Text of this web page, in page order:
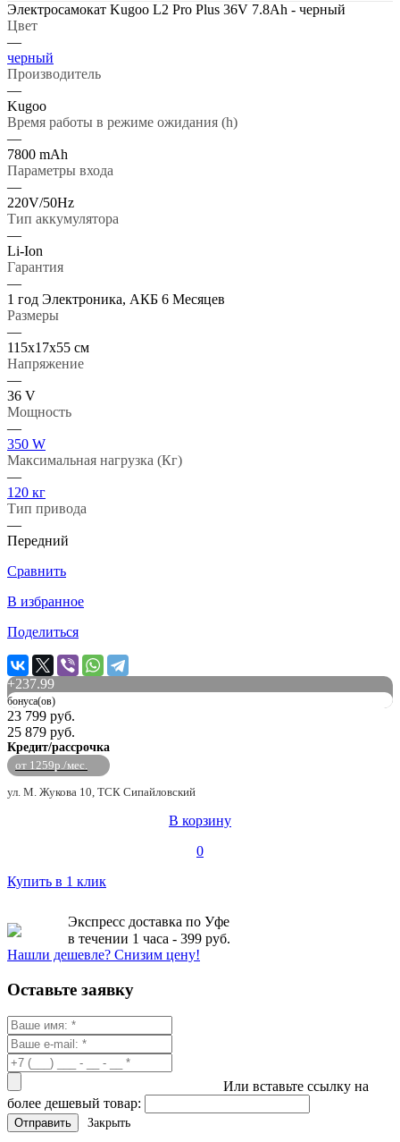
Электросамокат Kugoo L2 Pro Plus 36V 7.8Ah - черный
Цвет
—
черный
Производитель
—
Kugoo
Время работы в режиме ожидания (h)
—
7800 mAh
Параметры входа
—
220V/50Hz
Тип аккумулятора
—
Li-Ion
Гарантия
—
1 год Электроника, АКБ 6 Месяцев
Размеры
—
115x17x55 см
Напряжение
—
36 V
Мощность
—
350 W
Максимальная нагрузка (Кг)
—
120 кг
Тип привода
—
Передний
Сравнить
В избранное
Поделиться
+237.99
бонуса(ов)
23 799 руб.
25 879 руб.
Кредит/рассрочка
от 1259р./мес.
ул. М. Жукова 10, ТСК Сипайловский
В корзину
0
Купить в 1 клик
Экспресс доставка по Уфе
в течении 1 часа - 399 руб.
Нашли дешевле? Снизим цену!
Оставьте заявку
Или вставьте ссылку на
более дешевый товар:
Закрыть